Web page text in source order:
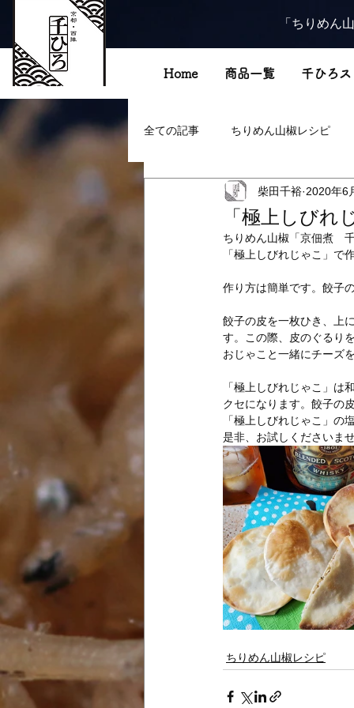
「ちりめん
Home 商品一覧 千ひろ
全ての記事 ちりめん山椒レシピ
「極上しびれ
柴田千裕 2020年6
ちりめん山椒「京佃煮　
「極上しびれじゃこ」で
作り方は簡単です。餃子
餃子の皮を一枚ひき、上
す。この際、皮のぐるり
おじゃこと一緒にチーズ
「極上しびれじゃこ」
クセになります。餃子の
「極上しびれじゃこ」の
是非、お試しくださいま
ちりめん山椒レシピ